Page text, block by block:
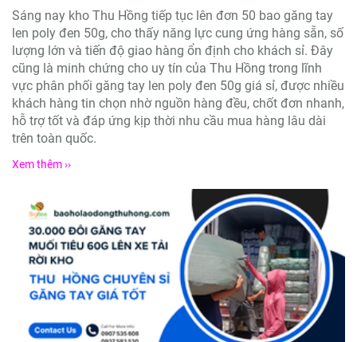
Sáng nay kho Thu Hồng tiếp tục lên đơn 50 bao găng tay
len poly đen 50g, cho thấy năng lực cung ứng hàng sẵn, số
lượng lớn và tiến độ giao hàng ổn định cho khách sỉ. Đây
cũng là minh chứng cho uy tín của Thu Hồng trong lĩnh
vực phân phối găng tay len poly đen 50g giá sỉ, được nhiều
khách hàng tin chọn nhờ nguồn hàng đều, chốt đơn nhanh,
hỗ trợ tốt và đáp ứng kịp thời nhu cầu mua hàng lâu dài
trên toàn quốc.
Xem thêm ››